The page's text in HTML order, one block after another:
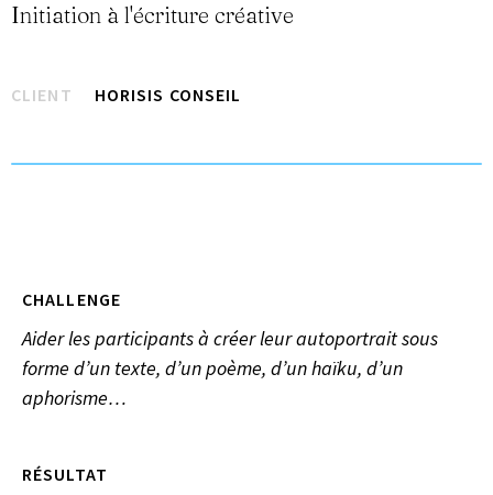
Initiation à l'écriture créative
CLIENT HORISIS CONSEIL
CHALLENGE
Aider les participants à créer leur autoportrait sous
forme d’un texte, d’un poème, d’un haïku, d’un
aphorisme…
RÉSULTAT